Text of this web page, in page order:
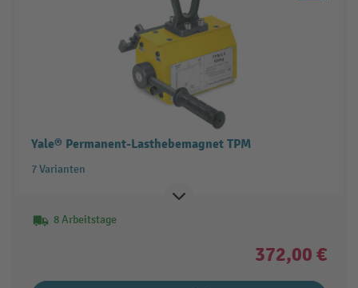
Yale® Permanent-Lasthebemagnet TPM
7 Varianten
8 Arbeitstage
372,00 €